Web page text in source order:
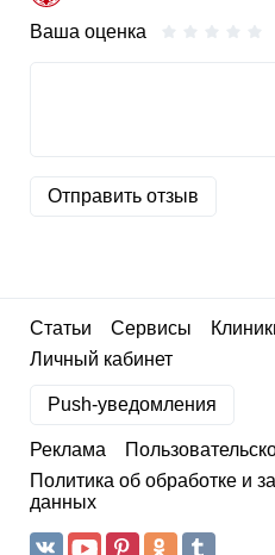
Ваша оценка
Отправить отзыв
Статьи Сервисы
Личный кабинет
Push-уведомления
Реклама
Политика об обработке и
данных